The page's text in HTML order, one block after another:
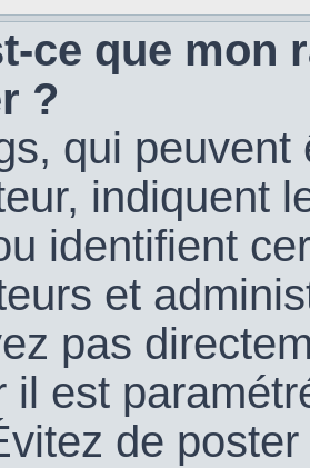
ce que mon
?
qui
indiquent
identifient
et
pas
il est
de